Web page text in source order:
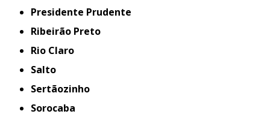
Presidente Prudente
Ribeirão Preto
Rio Claro
Salto
Sertãozinho
Sorocaba